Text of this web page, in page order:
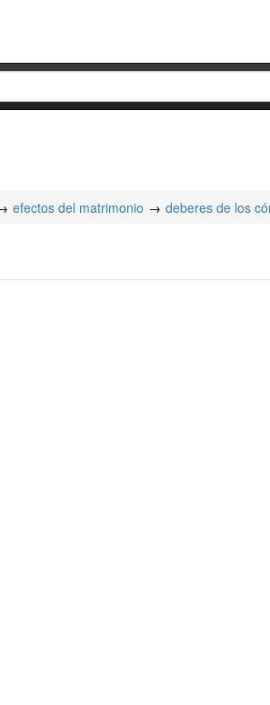
efectos del matrimonio deberes de los